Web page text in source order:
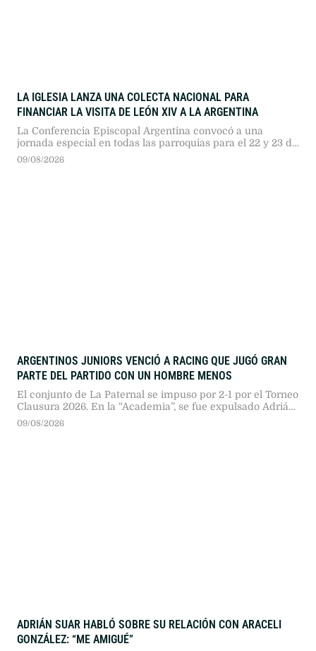
LA IGLESIA LANZA UNA COLECTA NACIONAL PARA
FINANCIAR LA VISITA DE LEÓN XIV A LA ARGENTINA
La Conferencia Episcopal Argentina convocó a una
jornada especial en todas las parroquias para el 22 y 23 de
agosto. El Pontífice arribará en noviembre tras 39 años sin
09/08/2026
ARGENTINOS JUNIORS VENCIÓ A RACING QUE JUGÓ GRAN
PARTE DEL PARTIDO CON UN HOMBRE MENOS
El conjunto de La Paternal se impuso por 2-1 por el Torneo
Clausura 2026. En la “Academia”, se fue expulsado Adrián
“Maravilla” Martínez en el primer tiempo.
09/08/2026
ADRIÁN SUAR HABLÓ SOBRE SU RELACIÓN CON ARACELI
GONZÁLEZ: “ME AMIGUÉ”